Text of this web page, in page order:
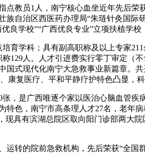
教员1人，南宁核心血坐近年先后荣
自治区西医药办理局“朱琏针灸国
学校”“广西优良专业”立项扶植学校
学科；具有副高职称及以上专家
129人。人才引进费实行零丁审定
式现代化南宁大急救事业新篇章。
康复医疗、平和平静疗护特色凸显，
是广西唯逐个家以医治心脑血管疾
色，南宁市高条理人才27名，老年
具有滨湖总院区取向阳门诊部两大
的院前急救机构，先后荣获“全国